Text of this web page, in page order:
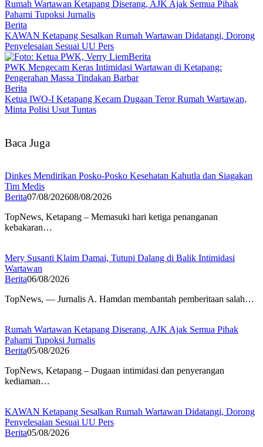
Rumah Wartawan Ketapang Diserang, AJK Ajak Semua Pihak
Pahami Tupoksi Jurnalis
Berita
KAWAN Ketapang Sesalkan Rumah Wartawan Didatangi, Dorong
Penyelesaian Sesuai UU Pers
Berita
PWK Mengecam Keras Intimidasi Wartawan di Ketapang:
Pengerahan Massa Tindakan Barbar
Berita
Ketua IWO-I Ketapang Kecam Dugaan Teror Rumah Wartawan,
Minta Polisi Usut Tuntas
Baca Juga
Dinkes Mendirikan Posko-Posko Kesehatan Kahutla dan Siagakan
Tim Medis
Berita07/08/202608/08/2026
TopNews, Ketapang – Memasuki hari ketiga penanganan
kebakaran…
Mery Susanti Klaim Damai, Tutupi Dalang di Balik Intimidasi
Wartawan
Berita06/08/2026
TopNews, — Jurnalis A. Hamdan membantah pemberitaan salah…
Rumah Wartawan Ketapang Diserang, AJK Ajak Semua Pihak
Pahami Tupoksi Jurnalis
Berita05/08/2026
TopNews, Ketapang – Dugaan intimidasi dan penyerangan
kediaman…
KAWAN Ketapang Sesalkan Rumah Wartawan Didatangi, Dorong
Penyelesaian Sesuai UU Pers
Berita05/08/2026